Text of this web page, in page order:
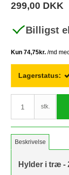
299,00 DKK
Billigst
Lagerstatus:
stk.
Beskrivelse
Hylder i træ